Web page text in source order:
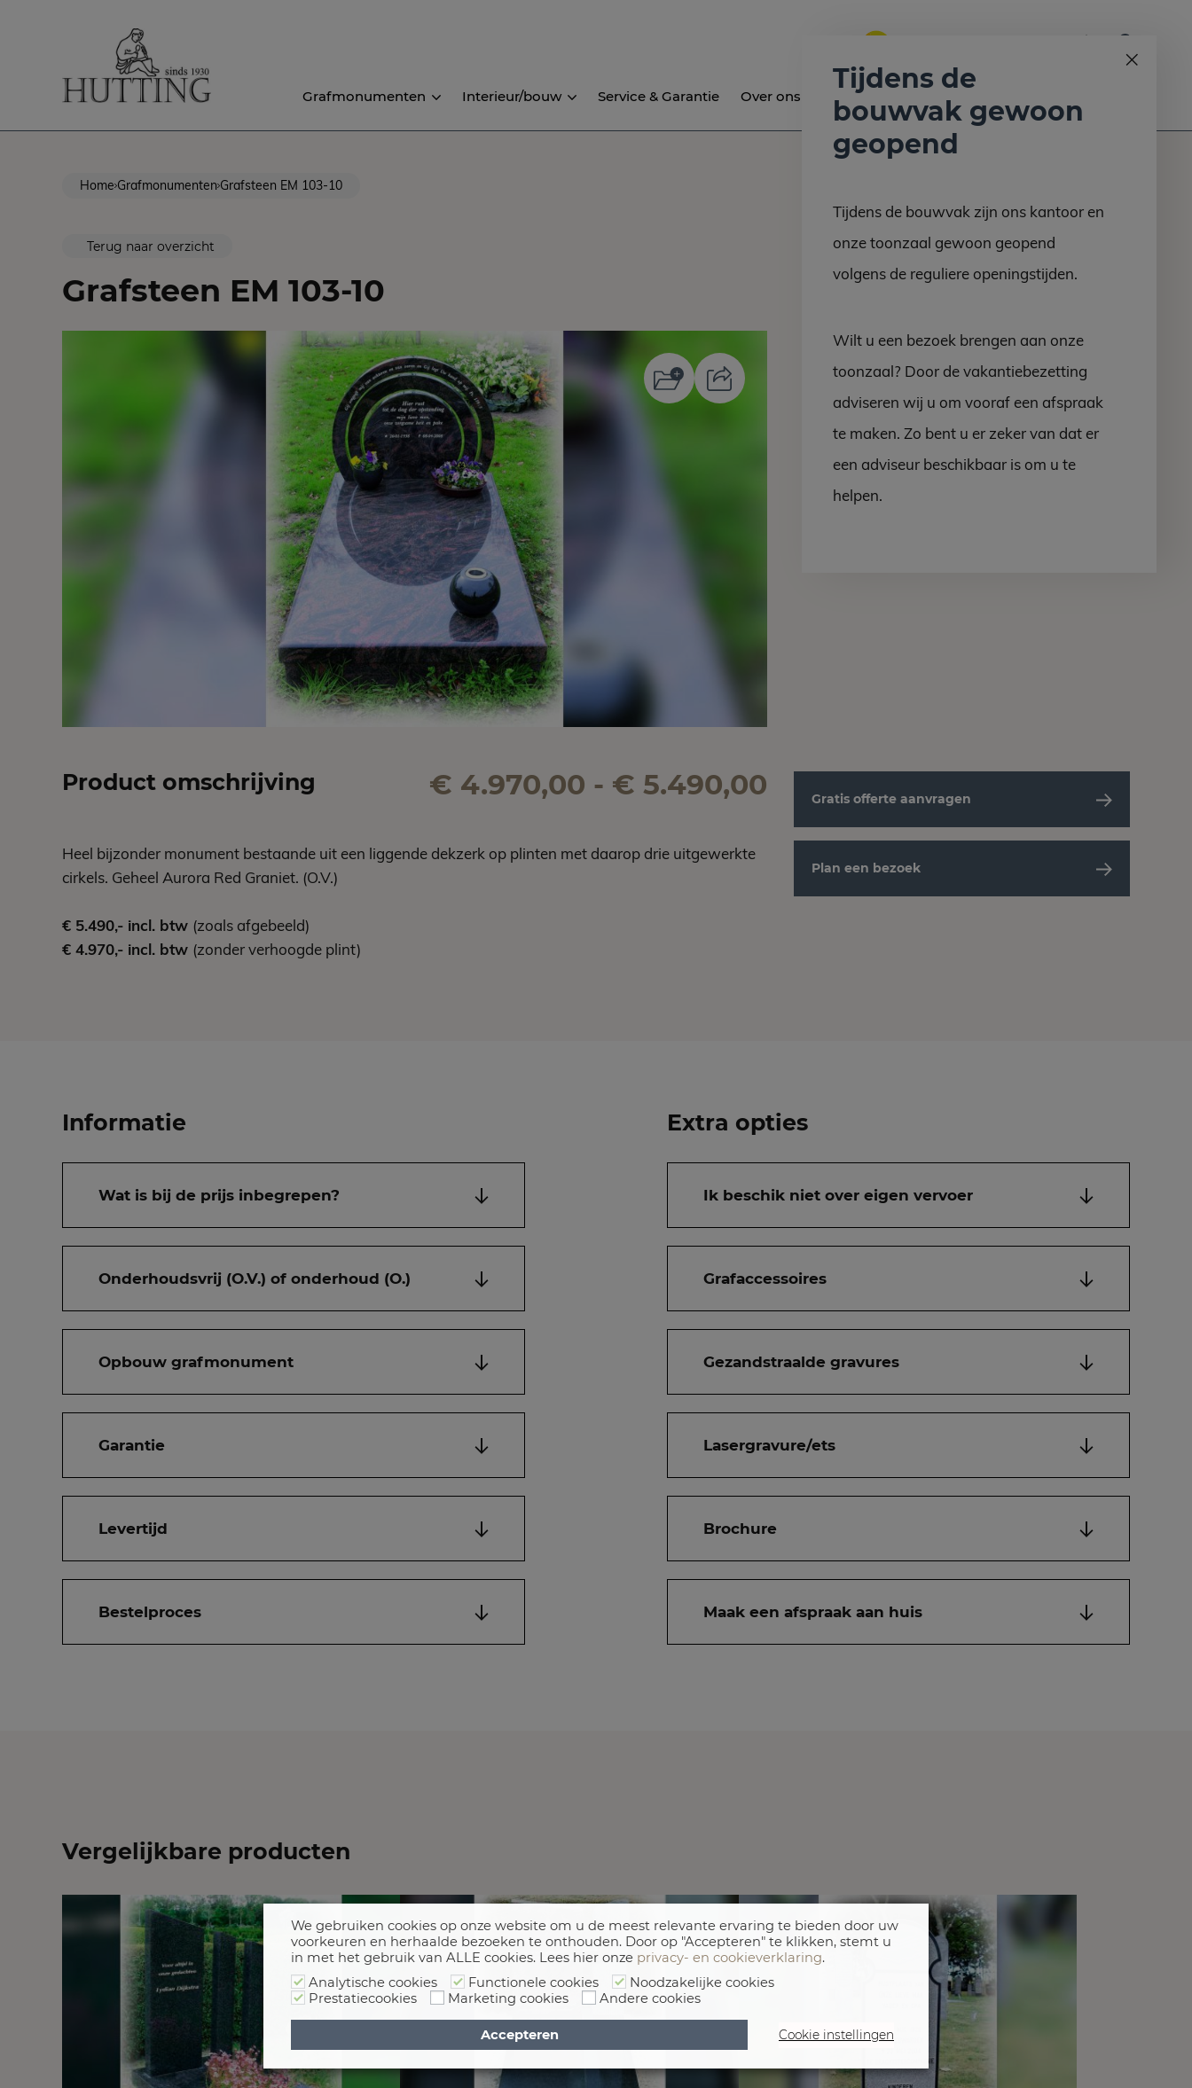
Grafmonumenten Interieur/bouw Service & Garantie Over ons Nieuws
Home Grafmonumenten Grafsteen EM 103-10
Terug naar overzicht
Grafsteen EM 103-10
Product omschrijving € 4.970,00 - € 5.490,00
Heel bijzonder monument bestaande uit een liggende dekzerk op plinten met daarop drie uitgewerkte
cirkels. Geheel Aurora Red Graniet. (O.V.)
€ 5.490,- incl. btw (zoals afgebeeld)
€ 4.970,- incl. btw (zonder verhoogde plint)
Gratis offerte aanvragen
Plan een bezoek
Informatie
Wat is bij de prijs inbegrepen?
Onderhoudsvrij (O.V.) of onderhoud (O.)
Opbouw grafmonument
Garantie
Levertijd
Bestelproces
Extra opties
Ik beschik niet over eigen vervoer
Grafaccessoires
Gezandstraalde gravures
Lasergravure/ets
Brochure
Maak een afspraak aan huis
Vergelijkbare producten
Tijdens de
bouwvak gewoon
geopend
Tijdens de bouwvak zijn ons kantoor en
onze toonzaal gewoon geopend
volgens de reguliere openingstijden.
Wilt u een bezoek brengen aan onze
toonzaal? Door de vakantiebezetting
adviseren wij u om vooraf een afspraak
te maken. Zo bent u er zeker van dat er
een adviseur beschikbaar is om u te
helpen.
We gebruiken cookies op onze website om u de meest relevante ervaring te bieden door uw
voorkeuren en herhaalde bezoeken te onthouden. Door op "Accepteren" te klikken, stemt u
in met het gebruik van ALLE cookies. Lees hier onze privacy- en cookieverklaring.
Analytische cookies
Functionele cookies
Noodzakelijke cookies
Prestatiecookies
Marketing cookies Andere cookies
Cookie instellingen
Accepteren